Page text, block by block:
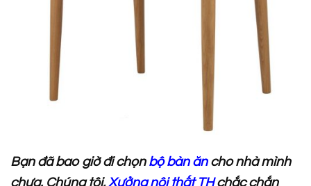
Bạn đã bao giờ đi chọn bộ bàn ăncho nhà mình
chưa. Chúng tôi,Xưởng nội thất TH chắc chắn